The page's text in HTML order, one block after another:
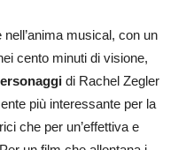
musical, con un
cento minuti di visione,
di Rachel Zegler
più interessante per la
che per un’effettiva e